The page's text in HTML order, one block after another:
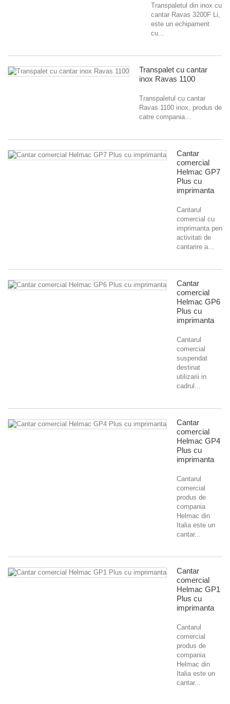
Transpaletul din inox cu
cantar Ravas 3200F Li,
este un echipament
cu...
Transpalet cu cantar
inox Ravas 1100
Transpaletul cu cantar
Ravas 1100 inox, produs de
catre compania...
Cantar
comercial
Helmac GP7
Plus cu
imprimanta
Cantarul
comercial cu
imprimanta pentru
activitati de
cantarire a...
Cantar
comercial
Helmac GP6
Plus cu
imprimanta
Cantarul
comercial
suspendat
destinat
utilizarii in
cadrul...
Cantar
comercial
Helmac GP4
Plus cu
imprimanta
Cantarul
comercial
produs de
compania
Helmac din
Italia este un
cantar...
Cantar
comercial
Helmac GP1
Plus cu
imprimanta
Cantarul
comercial
produs de
compania
Helmac din
Italia este un
cantar...